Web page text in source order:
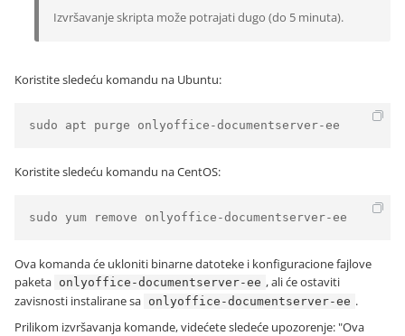
Izvršavanje skripta može potrajati dugo (do 5 minuta).
Koristite sledeću komandu na Ubuntu:
sudo apt purge onlyoffice-documentserver-ee
Koristite sledeću komandu na CentOS:
sudo yum remove onlyoffice-documentserver-ee
Ova komanda će ukloniti binarne datoteke i konfiguracione fajlove
paketa onlyoffice-documentserver-ee , ali će ostaviti
zavisnosti instalirane sa onlyoffice-documentserver-ee .
Prilikom izvršavanja komande, videćete sledeće upozorenje: "Ova